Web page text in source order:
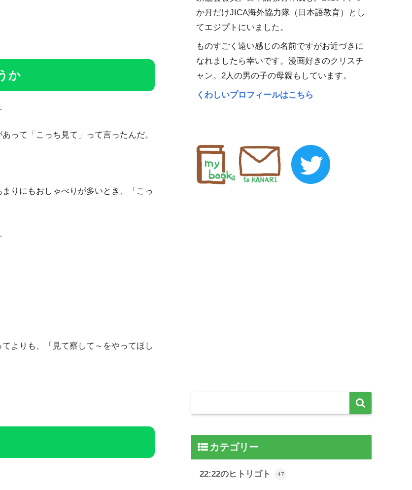
か
って「こっち見て」って言ったんだ。
りにもおしゃべりが多いとき、「こっ
よりも、「見て察して～をやってほし
か月だけJICA海外協力隊（日本語教育）とし
てエジプトにいました。
ものすごく遠い感じの名前ですがお近づきに
なれましたら幸いです。漫画好きのクリスチ
ャン。2人の男の子の母親もしています。
くわしいプロフィールはこちら
カテゴリー
22:22のヒトリゴト 47